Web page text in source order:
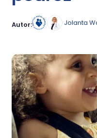
Autor: Jolanta